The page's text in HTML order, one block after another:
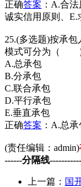
正确答案 ：A.合
诚实信用原则、E.
25.(多选题)按承
模式可分为（
A.总承包
B.分承包
C.联合承包
D.平行承包
E.垂直承包
正确答案 ：A.总
(责任编辑：admin)
------分隔线
上一篇： 国